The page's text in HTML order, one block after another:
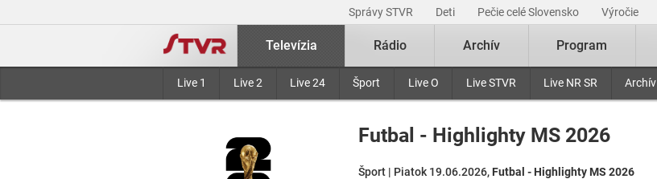
Správy STVR Deti Pečie celé Slovensko Výročie
Televízia
Live 1 Live 2 Live 24 Šport Live O Live STVR Live NR SR Archív
Rádio Archív Program
Futbal - Highlighty MS 2026
Šport | Piatok 19.06.2026, Futbal - Highlighty MS 2026